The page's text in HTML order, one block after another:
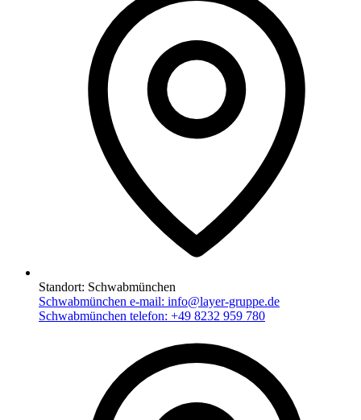
Standort: Schwabmünchen
Schwabmünchen e-mail: info@layer-gruppe.de
Schwabmünchen telefon: +49 8232 959 780